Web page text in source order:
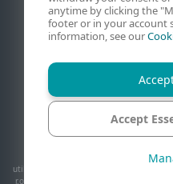
Raportați
© 1992 - 2026 ESET, spol. s r.o. -
utilizate aici sunt mărci comerciale sau
r.o. sau ale ESET North America. Toate
anytime by clicking the
footer or in your account
information, see our
Accept